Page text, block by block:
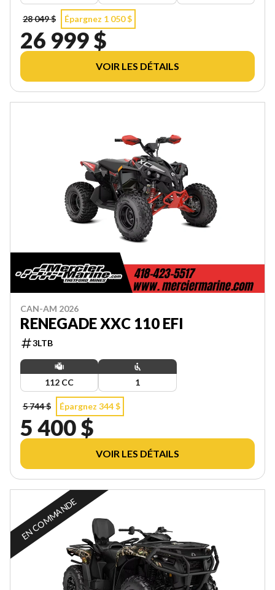
28 049 $ Épargnez 1 050 $
26 999 $
VOIR LES DÉTAILS
CAN-AM 2026
RENEGADE XXC 110 EFI
3LTB
112 CC 1
5 744 $ Épargnez 344 $
5 400 $
VOIR LES DÉTAILS
EN COMMANDE